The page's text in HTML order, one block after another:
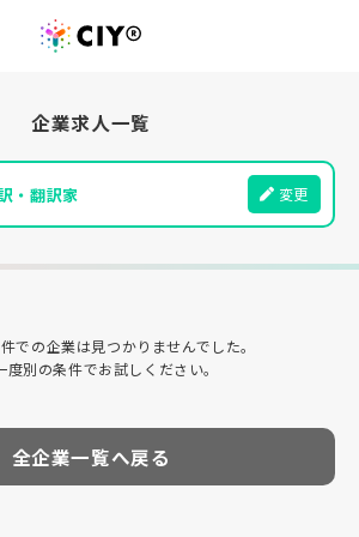
企業求人一覧
・翻訳家 変更
での企業は見つかりませんでした。
度別の条件でお試しください。
全企業一覧へ戻る